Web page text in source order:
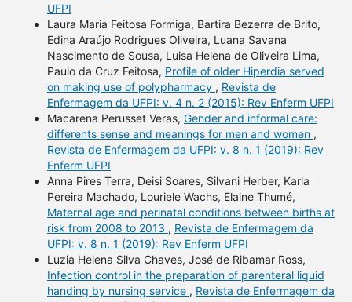
UFPI
Laura Maria Feitosa Formiga, Bartira Bezerra de Brito,
Edina Araújo Rodrigues Oliveira, Luana Savana
Nascimento de Sousa, Luisa Helena de Oliveira Lima,
Paulo da Cruz Feitosa, Profile of older Hiperdia served
on making use of polypharmacy , Revista de
Enfermagem da UFPI: v. 4 n. 2 (2015): Rev Enferm UFPI
Macarena Perusset Veras, Gender and informal care:
differents sense and meanings for men and women ,
Revista de Enfermagem da UFPI: v. 8 n. 1 (2019): Rev
Enferm UFPI
Anna Pires Terra, Deisi Soares, Silvani Herber, Karla
Pereira Machado, Louriele Wachs, Elaine Thumé,
Maternal age and perinatal conditions between births at
risk from 2008 to 2013 , Revista de Enfermagem da
UFPI: v. 8 n. 1 (2019): Rev Enferm UFPI
Luzia Helena Silva Chaves, José de Ribamar Ross,
Infection control in the preparation of parenteral liquid
handing by nursing service , Revista de Enfermagem da